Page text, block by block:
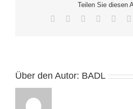
Teilen Sie diesen
Facebook
TwitterReddit LinkedIn
Über den Autor: BADL